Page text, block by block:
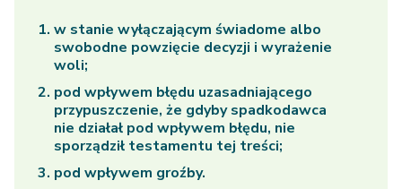
w stanie wyłączającym świadome albo
swobodne powzięcie decyzji i wyrażenie
woli;
pod wpływem błędu uzasadniającego
przypuszczenie, że gdyby spadkodawca
nie działał pod wpływem błędu, nie
sporządził testamentu tej treści;
pod wpływem groźby.